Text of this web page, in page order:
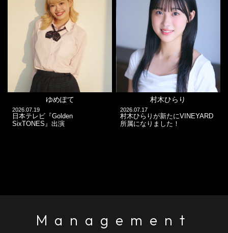
ゆめぽて
2026.07.19
日本テレビ『Golden
SixTONES』出演
村木ひらり
2026.07.17
村木ひらりが新たにVINEYARD
所属になりました！